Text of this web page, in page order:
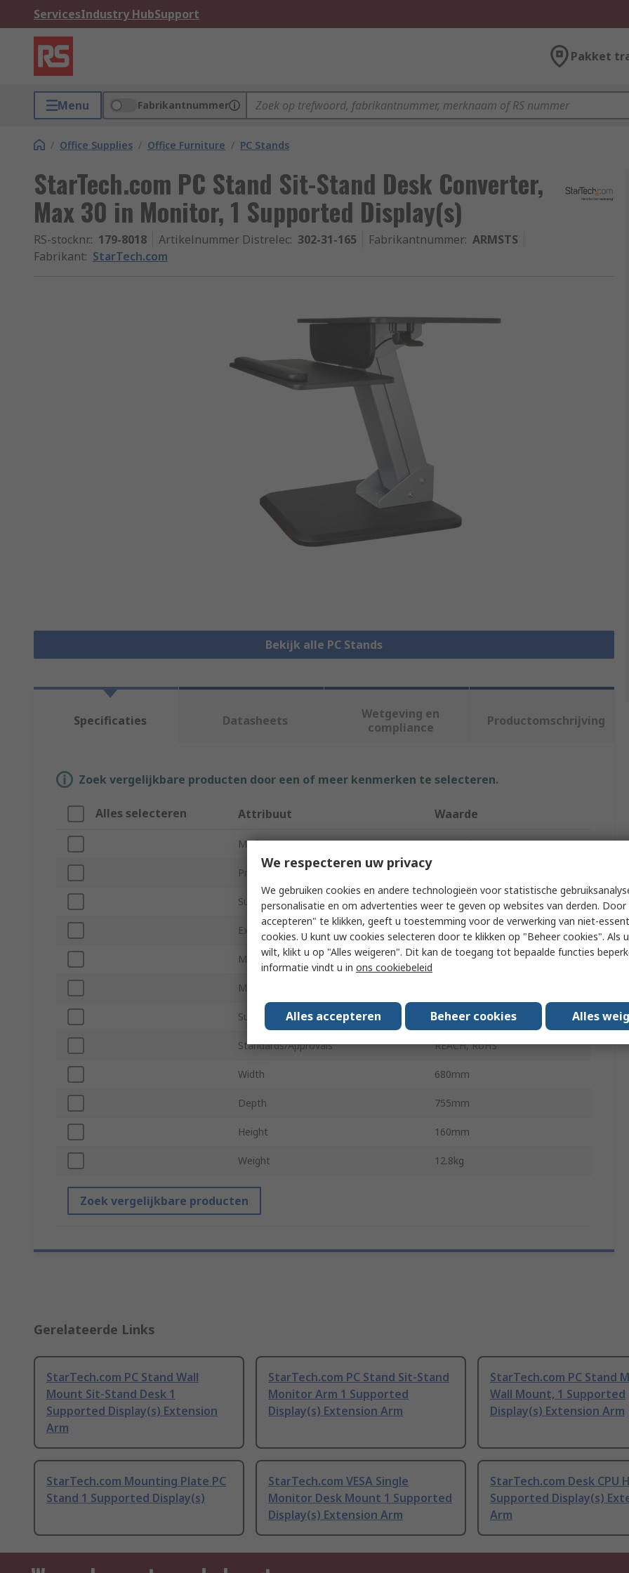
ServicesIndustry HubSupport
Pakket
Menu Fabrikantnummer
/ Office Supplies / Office Furniture / PC Stands
StarTech.com PC Stand Sit-Stand Desk Converter,
Max 30 in Monitor, 1 Supported Display(s)
RS-stocknr.: 179-8018 Artikelnummer Distrelec: 302-31-165 Fabrikantnummer: ARMSTS
Fabrikant: StarTech.com
Bekijk alle PC Stands
Specificaties Datasheets
Wetgeving en
compliance
Productomschrijving
Zoek vergelijkbare producten door een of meer kenmerken te selecteren.
Alles selecteren Attribuut Waarde
Merk StarTech.com
Product Type
Sub Type Sit-Stand Desk Converter
Extension Arm No
Maximum Screen Size 30in
Maximum Load
Supported Number of Displays 1
Standards/Approvals REACH, RoHS
Width 680mm
Depth 755mm
Height 160mm
Weight 12.8kg
Zoek vergelijkbare producten
Gerelateerde Links
StarTech.com PC Stand Wall
Mount Sit-Stand Desk 1
Supported Display(s) Extension
Arm
StarTech.com PC Stand Sit-Stand
Monitor Arm 1 Supported
Display(s) Extension Arm
StarTech.com PC Stand
Wall Mount, 1 Supported
Display(s) Extension Arm
StarTech.com Mounting Plate PC
Stand 1 Supported Display(s)
StarTech.com VESA Single
Monitor Desk Mount 1 Supported
Display(s) Extension Arm
StarTech.com Desk CPU
Supported Display(s)
Arm
We respecteren uw privacy
We gebruiken cookies en andere technologieën voor statistische
personalisatie en om advertenties weer te geven op websites van derden. Door
accepteren" te klikken, geeft u toestemming voor de verwerking van niet-
cookies. U kunt uw cookies selecteren door te klikken op "Beheer cookies". Als
wilt, klikt u op "Alles weigeren". Dit kan de toegang tot bepaalde functies
informatie vindt u in ons cookiebeleid
Alles accepteren Beheer cookies Alles